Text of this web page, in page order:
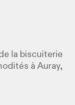
la biscuiterie
à Auray,